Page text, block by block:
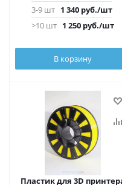
3-9 шт 1 340 руб./шт
>10 шт 1 250 руб./шт
В корзину
Пластик для 3D